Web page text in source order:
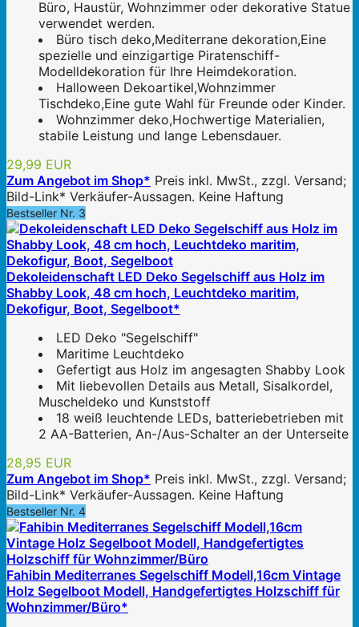
Büro, Haustür, Wohnzimmer oder dekorative Statue
verwendet werden.
Büro tisch deko,Mediterrane dekoration,Eine
spezielle und einzigartige Piratenschiff-
Modelldekoration für Ihre Heimdekoration.
Halloween Dekoartikel,Wohnzimmer
Tischdeko,Eine gute Wahl für Freunde oder Kinder.
Wohnzimmer deko,Hochwertige Materialien,
stabile Leistung und lange Lebensdauer.
29,99 EUR
Zum Angebot im Shop* Preis inkl. MwSt., zzgl. Versand;
Bild-Link* Verkäufer-Aussagen. Keine Haftung
Bestseller Nr. 3
Dekoleidenschaft LED Deko Segelschiff aus Holz im
Shabby Look, 48 cm hoch, Leuchtdeko maritim,
Dekofigur, Boot, Segelboot*
LED Deko "Segelschiff"
Maritime Leuchtdeko
Gefertigt aus Holz im angesagten Shabby Look
Mit liebevollen Details aus Metall, Sisalkordel,
Muscheldeko und Kunststoff
18 weiß leuchtende LEDs, batteriebetrieben mit
2 AA-Batterien, An-/Aus-Schalter an der Unterseite
28,95 EUR
Zum Angebot im Shop* Preis inkl. MwSt., zzgl. Versand;
Bild-Link* Verkäufer-Aussagen. Keine Haftung
Bestseller Nr. 4
Fahibin Mediterranes Segelschiff Modell,16cm Vintage
Holz Segelboot Modell, Handgefertigtes Holzschiff für
Wohnzimmer/Büro*